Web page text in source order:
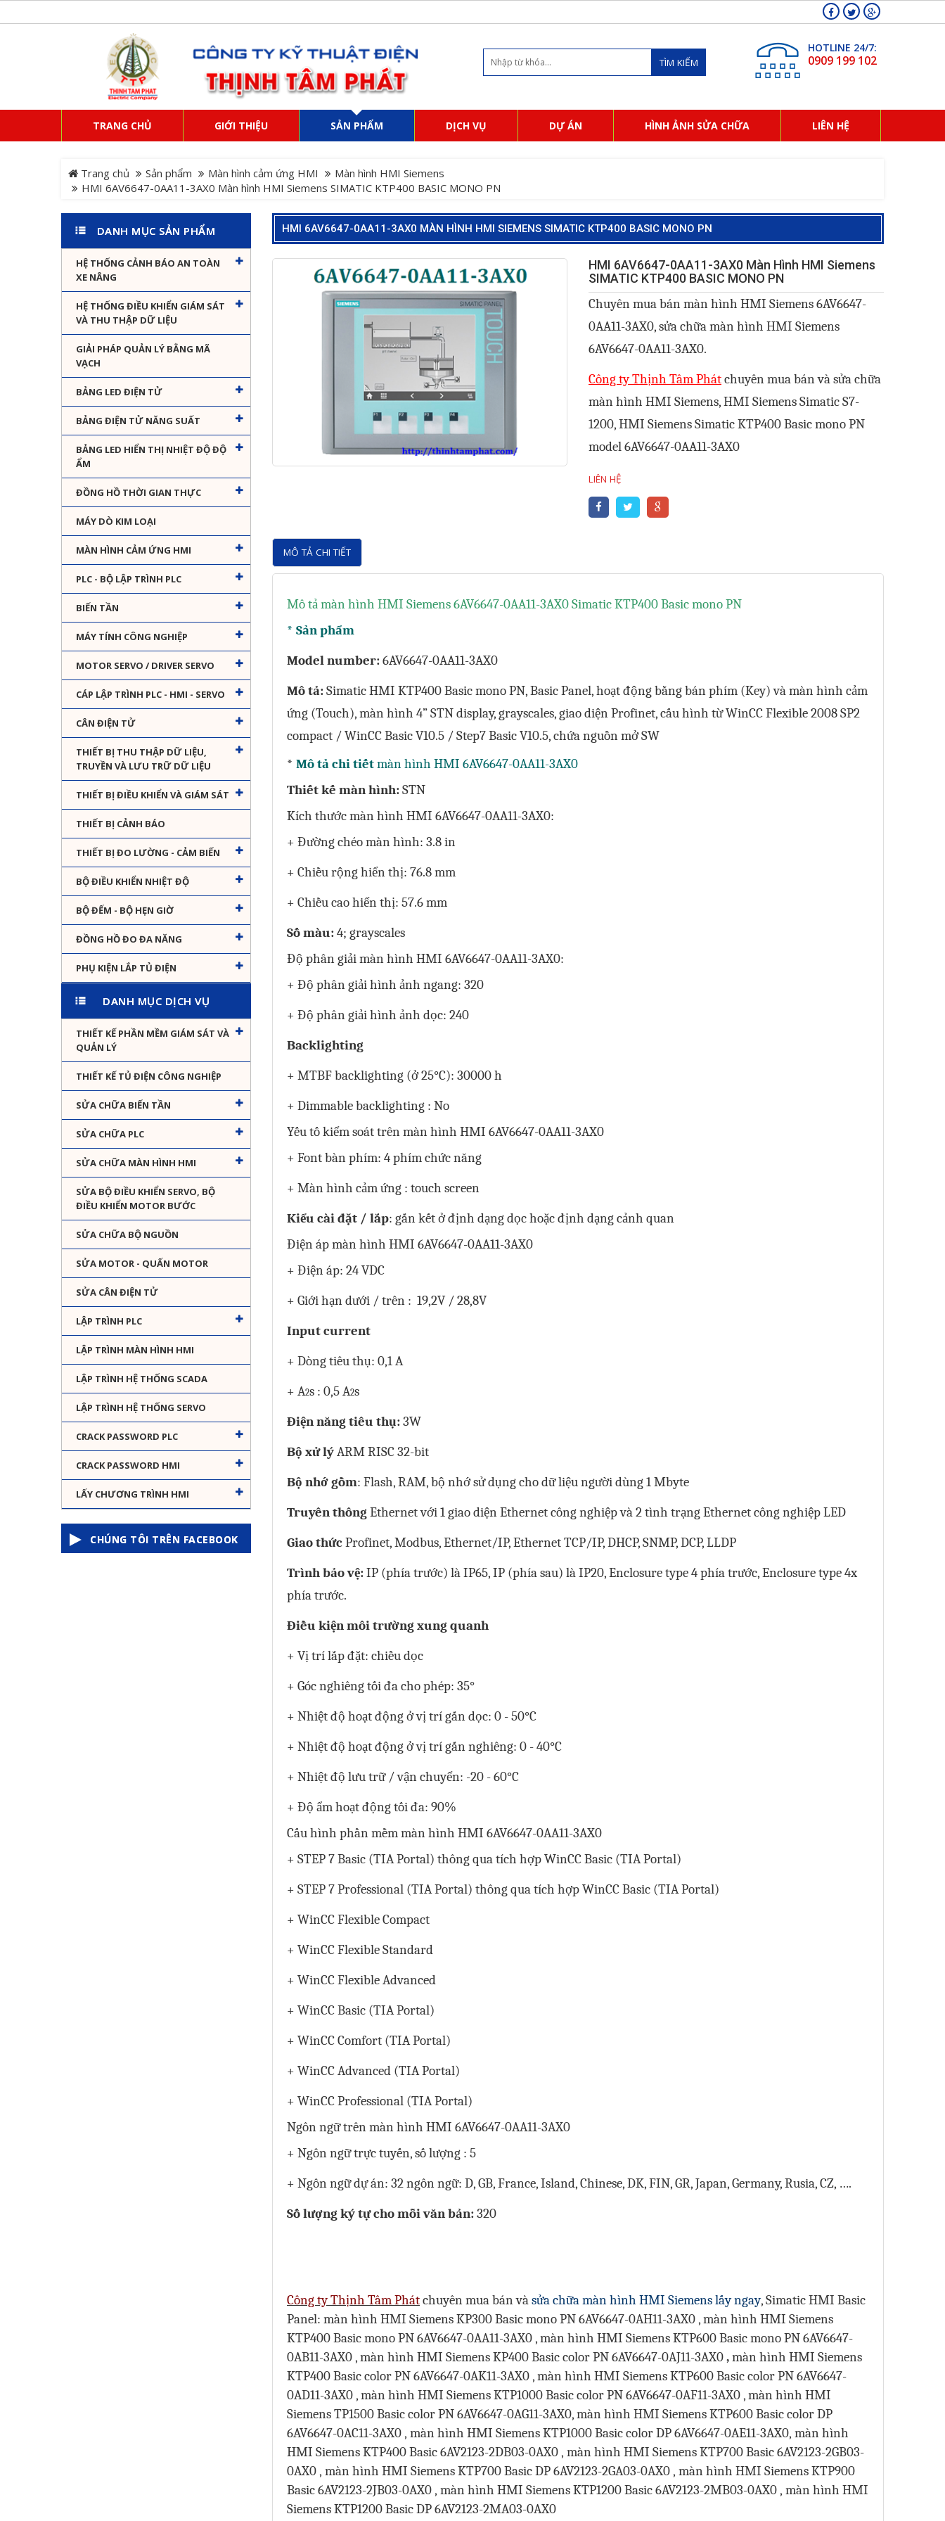
TÌM KIẾM
HOTLINE 24/7:
0909 199 102
TRANG CHỦ GIỚI THIỆU SẢN PHẨM DỊCH VỤ DỰ ÁN HÌNH ẢNH SỬA CHỮA LIÊN HỆ
Trang chủ Sản phẩm Màn hình cảm ứng HMI
Màn hình HMI Siemens
HMI 6AV6647-0AA11-3AX0 Màn hình HMI Siemens SIMATIC KTP400 BASIC MONO PN
DANH MỤC SẢN PHẨM
HỆ THỐNG CẢNH BÁO AN TOÀN
XE NÂNG
HỆ THỐNG ĐIỀU KHIỂN GIÁM SÁT
VÀ THU THẬP DỮ LIỆU
GIẢI PHÁP QUẢN LÝ BẰNG MÃ
VẠCH
BẢNG LED ĐIỆN TỬ
BẢNG ĐIỆN TỬ NĂNG SUẤT
BẢNG LED HIỂN THỊ NHIỆT ĐỘ ĐỘ
ẨM
ĐỒNG HỒ THỜI GIAN THỰC
MÁY DÒ KIM LOẠI
MÀN HÌNH CẢM ỨNG HMI
PLC - BỘ LẬP TRÌNH PLC
BIẾN TẦN
MÁY TÍNH CÔNG NGHIỆP
MOTOR SERVO / DRIVER SERVO
CÁP LẬP TRÌNH PLC - HMI - SERVO
CÂN ĐIỆN TỬ
THIẾT BỊ THU THẬP DỮ LIỆU,
TRUYỀN VÀ LƯU TRỮ DỮ LIỆU
THIẾT BỊ ĐIỀU KHIỂN VÀ GIÁM SÁT
THIẾT BỊ CẢNH BÁO
THIẾT BỊ ĐO LƯỜNG - CẢM BIẾN
BỘ ĐIỀU KHIỂN NHIỆT ĐỘ
BỘ ĐẾM - BỘ HẸN GIỜ
ĐỒNG HỒ ĐO ĐA NĂNG
PHỤ KIỆN LẮP TỦ ĐIỆN
DANH MỤC DỊCH VỤ
THIẾT KẾ PHẦN MỀM GIÁM SÁT VÀ
QUẢN LÝ
THIẾT KẾ TỦ ĐIỆN CÔNG NGHIỆP
SỬA CHỮA BIẾN TẦN
SỬA CHỮA PLC
SỬA CHỮA MÀN HÌNH HMI
SỬA BỘ ĐIỀU KHIỂN SERVO, BỘ
ĐIỀU KHIỂN MOTOR BƯỚC
SỬA CHỮA BỘ NGUỒN
SỬA MOTOR - QUẤN MOTOR
SỬA CÂN ĐIỆN TỬ
LẬP TRÌNH PLC
LẬP TRÌNH MÀN HÌNH HMI
LẬP TRÌNH HỆ THỐNG SCADA
LẬP TRÌNH HỆ THỐNG SERVO
CRACK PASSWORD PLC
CRACK PASSWORD HMI
LẤY CHƯƠNG TRÌNH HMI
CHÚNG TÔI TRÊN FACEBOOK
HMI 6AV6647-0AA11-3AX0 MÀN HÌNH HMI SIEMENS SIMATIC KTP400 BASIC MONO PN
HMI 6AV6647-0AA11-3AX0 Màn Hình HMI Siemens
SIMATIC KTP400 BASIC MONO PN
Chuyênmua bán màn hình HMI Siemens6AV6647-
0AA11-3AX0, sửa chữa màn hình HMI Siemens
6AV6647-0AA11-3AX0.
Công ty Thịnh Tâm Phátchuyên mua bán và sửa chữa
màn hình HMI Siemens, HMI Siemens Simatic S7-
1200, HMI Siemens Simatic KTP400 Basic mono PN
model 6AV6647-0AA11-3AX0
LIÊN HỆ
MÔ TẢ CHI TIẾT
Mô tả màn hình HMI Siemens 6AV6647-0AA11-3AX0 Simatic KTP400 Basic mono PN
* Sản phẩm
Model number:6AV6647-0AA11-3AX0
Mô tả:Simatic HMI KTP400 Basic mono PN, Basic Panel, hoạt động bằng bán phím (Key) và màn hình cảm
ứng (Touch), màn hình 4” STN display, grayscales, giao diện Profinet, cấu hình từ WinCC Flexible 2008 SP2
compact / WinCC Basic V10.5 / Step7 Basic V10.5, chứa nguồn mở SW
* Mô tả chi tiếtmàn hình HMI 6AV6647-0AA11-3AX0
Thiết kế màn hình:STN
Kích thước màn hình HMI 6AV6647-0AA11-3AX0:
+ Đường chéo màn hình: 3.8 in
+ Chiều rộng hiển thị: 76.8 mm
+ Chiều cao hiển thị: 57.6 mm
Số màu:4; grayscales
Độ phân giải màn hình HMI 6AV6647-0AA11-3AX0:
+ Độ phân giải hình ảnh ngang: 320
+ Độ phân giải hình ảnh dọc: 240
Backlighting
+ MTBF backlighting (ở 25°C): 30000 h
+ Dimmable backlighting : No
Yếu tố kiểm soát trên màn hình HMI 6AV6647-0AA11-3AX0
+ Font bàn phím: 4 phím chức năng
+ Màn hình cảm ứng : touch screen
Kiểu cài đặt / lắp: gắn kết ở định dạng dọc hoặc định dạng cảnh quan
Điện áp màn hình HMI 6AV6647-0AA11-3AX0
+ Điện áp: 24 VDC
+ Giới hạn dưới / trên : 19,2V / 28,8V
Input current
+ Dòng tiêu thụ: 0,1 A
+ A2s : 0,5A2s
Điện năng tiêu thụ:3W
Bộ xử lýARM RISC 32-bit
Bộ nhớ gồm: Flash, RAM, bộ nhớ sử dụng cho dữ liệu người dùng 1 Mbyte
Truyên thông Ethernet với 1 giao diện Ethernet công nghiệp và 2 tình trạng Ethernet công nghiệp LED
Giao thứcProfinet, Modbus, Ethernet/IP, Ethernet TCP/IP, DHCP, SNMP, DCP, LLDP
Trình bảo vệ:IP (phía trước) là IP65, IP (phía sau) là IP20, Enclosure type 4 phía trước, Enclosure type 4x
phía trước.
Điều kiện môi trường xung quanh
+ Vị trí lắp đặt: chiều dọc
+ Góc nghiêng tối đa cho phép: 35°
+ Nhiệt độ hoạt động ở vị trí gắn dọc: 0 - 50°C
+ Nhiệt độ hoạt động ở vị trí gắn nghiêng: 0 - 40°C
+ Nhiệt độ lưu trữ / vận chuyển: -20 - 60°C
+ Độ ẩm hoạt động tối đa: 90%
Cấu hình phần mềmmàn hình HMI 6AV6647-0AA11-3AX0
+ STEP 7 Basic (TIA Portal) thông qua tích hợp WinCC Basic (TIA Portal)
+ STEP 7 Professional (TIA Portal) thông qua tích hợp WinCC Basic (TIA Portal)
+ WinCC Flexible Compact
+ WinCC Flexible Standard
+ WinCC Flexible Advanced
+ WinCC Basic (TIA Portal)
+ WinCC Comfort (TIA Portal)
+ WinCC Advanced (TIA Portal)
+ WinCC Professional (TIA Portal)
Ngôn ngữ trênmàn hình HMI 6AV6647-0AA11-3AX0
+ Ngôn ngữ trực tuyến, số lượng : 5
+ Ngôn ngữ dự án: 32 ngôn ngữ: D, GB, France, Island, Chinese, DK, FIN, GR, Japan, Germany, Rusia, CZ, ….
Số lượng ký tự cho mỗi văn bản:320
Công ty Thịnh Tâm Phátchuyên mua bán vàsửa chữa màn hình HMI Siemens lấy ngay, Simatic HMI Basic
Panel: màn hình HMI Siemens KP300 Basic mono PN 6AV6647-0AH11-3AX0 , màn hình HMI Siemens
KTP400 Basic mono PN 6AV6647-0AA11-3AX0 , màn hình HMI Siemens KTP600 Basic mono PN 6AV6647-
0AB11-3AX0 , màn hình HMI Siemens KP400 Basic color PN 6AV6647-0AJ11-3AX0,màn hình HMI Siemens
KTP400 Basic color PN 6AV6647-0AK11-3AX0 , màn hình HMI Siemens KTP600 Basic color PN 6AV6647-
0AD11-3AX0 , màn hình HMI Siemens KTP1000 Basic color PN 6AV6647-0AF11-3AX0 , màn hình HMI
Siemens TP1500 Basic color PN 6AV6647-0AG11-3AX0, màn hình HMI Siemens KTP600 Basic color DP
6AV6647-0AC11-3AX0 , màn hình HMI Siemens KTP1000 Basic color DP 6AV6647-0AE11-3AX0, màn hình
HMI Siemens KTP400 Basic 6AV2123-2DB03-0AX0 , màn hình HMI Siemens KTP700 Basic 6AV2123-2GB03-
0AX0 , màn hình HMI Siemens KTP700 Basic DP 6AV2123-2GA03-0AX0 , màn hình HMI Siemens KTP900
Basic 6AV2123-2JB03-0AX0 , màn hình HMI Siemens KTP1200 Basic 6AV2123-2MB03-0AX0 , màn hình HMI
Siemens KTP1200 Basic DP 6AV2123-2MA03-0AX0